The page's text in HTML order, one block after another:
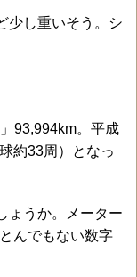
少し重いそう。シ
」93,994km。平成
球約33周）となっ
ょうか。メーター
んでもない数字